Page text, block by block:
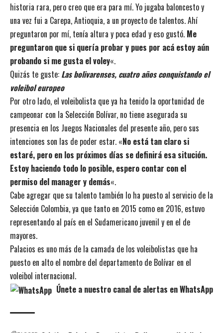
historia rara, pero creo que era para mí. Yo jugaba baloncesto y
una vez fui a Carepa, Antioquia, a un proyecto de talentos. Ahí
preguntaron por mí, tenía altura y poca edad y eso gustó. Me
preguntaron que si quería probar y pues por acá estoy aún
probando si me gusta el voley«.
Quizás te guste: Las bolivarenses, cuatro años conquistando el
voleibol europeo
Por otro lado, el voleibolista que ya ha tenido la oportunidad de
campeonar con la Selección Bolívar, no tiene asegurada su
presencia en los Juegos Nacionales del presente año, pero sus
intenciones son las de poder estar. «No está tan claro si
estaré, pero en los próximos días se definirá esa situción.
Estoy haciendo todo lo posible, espero contar con el
permiso del manager y demás«.
Cabe agregar que su talento también lo ha puesto al servicio de la
Selección Colombia, ya que tanto en 2015 como en 2016, estuvo
representando al país en el Sudamericano juvenil y en el de
mayores.
Palacios es uno más de la camada de los voleibolistas que ha
puesto en alto el nombre del departamento de Bolívar en el
voleibol internacional.
Únete a nuestro canal de alertas en WhatsApp